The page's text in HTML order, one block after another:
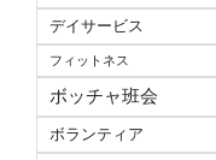
デイサービス
フィットネス
ボッチャ班会
ボランティア